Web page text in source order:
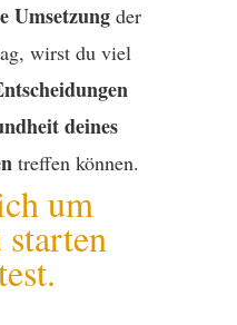
Umsetzung der
wirst du viel
deines
treffen können.
um